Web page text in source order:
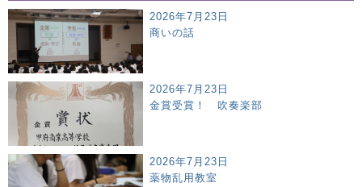
2026年7月23日
商いの話
2026年7月23日
金賞受賞！ 吹奏楽部
2026年7月23日
薬物乱用教室